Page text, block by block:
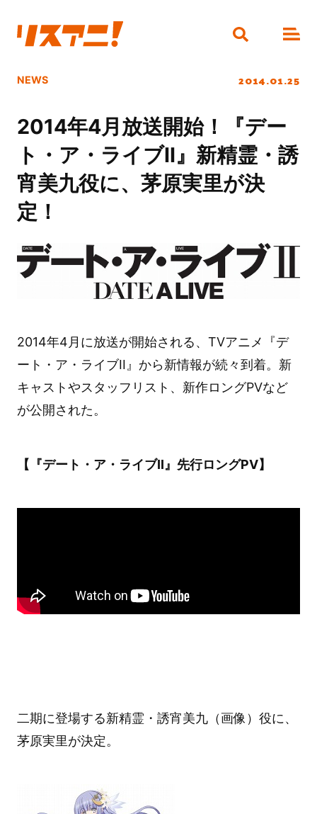
NEWS 2014.01.25
2014年4月放送開始！『デー
ト・ア・ライブII』新精霊・誘
宵美九役に、茅原実里が決
定！
2014年4月に放送が開始される、TVアニメ『デ
ート・ア・ライブII』から新情報が続々到着。新
キャストやスタッフリスト、新作ロングPVなど
が公開された。
【『デート・ア・ライブII』先行ロングPV】
二期に登場する新精霊・誘宵美九（画像）役に、
茅原実里が決定。